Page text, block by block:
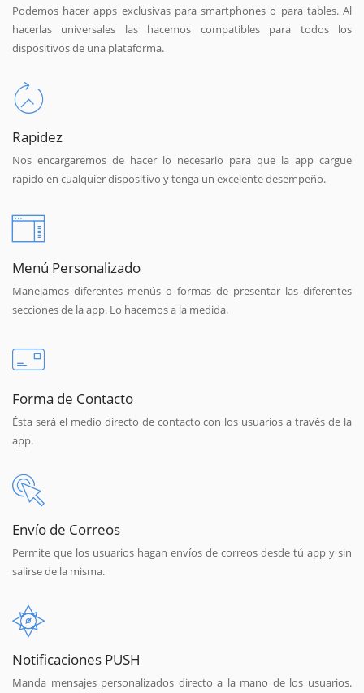
Podemos hacer apps exclusivas para smartphones o para tables. Al
hacerlas universales las hacemos compatibles para todos los
dispositivos de una plataforma.
Rapidez
Nos encargaremos de hacer lo necesario para que la app cargue
rápido en cualquier dispositivo y tenga un excelente desempeño.
Menú Personalizado
Manejamos diferentes menús o formas de presentar las diferentes
secciones de la app. Lo hacemos a la medida.
Forma de Contacto
Ésta será el medio directo de contacto con los usuarios a través de la
app.
Envío de Correos
Permite que los usuarios hagan envíos de correos desde tú app y sin
salirse de la misma.
Notificaciones PUSH
Manda mensajes personalizados directo a la mano de los usuarios.